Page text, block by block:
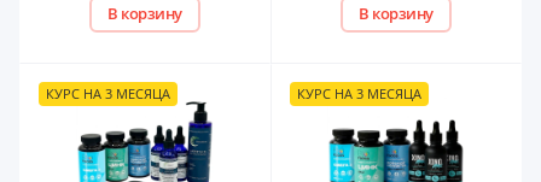
В корзину В корзину
КУРС НА 3 МЕСЯЦА КУРС НА 3 МЕСЯЦА